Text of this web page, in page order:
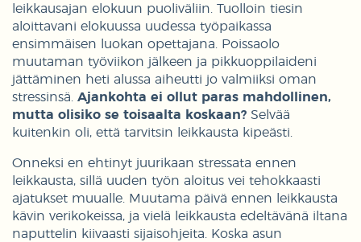
leikkausajan elokuun puoliväliin. Tuolloin tiesin
aloittavani elokuussa uudessa työpaikassa
ensimmäisen luokan opettajana. Poissaolo
muutaman työviikon jälkeen ja pikkuoppilaideni
jättäminen heti alussa aiheutti jo valmiiksi oman
stressinsä. Ajankohta ei ollut paras mahdollinen,
mutta olisiko se toisaalta koskaan? Selvää
kuitenkin oli, että tarvitsin leikkausta kipeästi.
Onneksi en ehtinyt juurikaan stressata ennen
leikkausta, sillä uuden työn aloitus vei tehokkaasti
ajatukset muualle. Muutama päivä ennen leikkausta
kävin verikokeissa, ja vielä leikkausta edeltävänä iltana
naputtelin kiivaasti sijaisohjeita. Koska asun